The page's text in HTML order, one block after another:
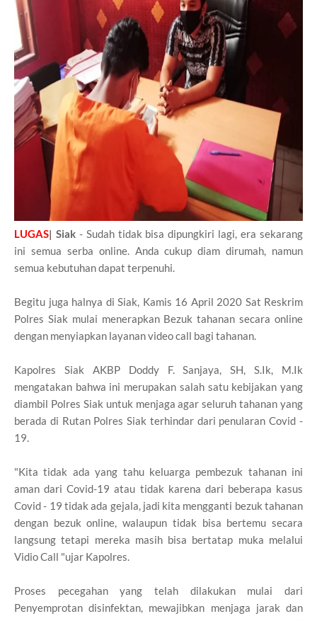
LUGAS| Siak- Sudah tidak bisa dipungkiri lagi, era sekarang
ini semua serba online. Anda cukup diam dirumah, namun
semua kebutuhan dapat terpenuhi.
Begitu juga halnya di Siak, Kamis 16 April 2020 Sat Reskrim
Polres Siak mulai menerapkan Bezuk tahanan secara online
dengan menyiapkan layanan video call bagi tahanan.
Kapolres Siak AKBP Doddy F. Sanjaya, SH, S.Ik, M.Ik
mengatakan bahwa ini merupakan salah satu kebijakan yang
diambil Polres Siak untuk menjaga agar seluruh tahanan yang
berada di Rutan Polres Siak terhindar dari penularan Covid -
19.
"Kita tidak ada yang tahu keluarga pembezuk tahanan ini
aman dari Covid-19 atau tidak karena dari beberapa kasus
Covid - 19 tidak ada gejala, jadi kita mengganti bezuk tahanan
dengan bezuk online, walaupun tidak bisa bertemu secara
langsung tetapi mereka masih bisa bertatap muka melalui
Vidio Call "ujar Kapolres.
Proses pecegahan yang telah dilakukan mulai dari
Penyemprotan disinfektan, mewajibkan menjaga jarak dan